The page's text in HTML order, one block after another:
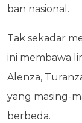
ban nasional.
Tak sekadar
ini membawa
Alenza,
yang masing-
berbeda.